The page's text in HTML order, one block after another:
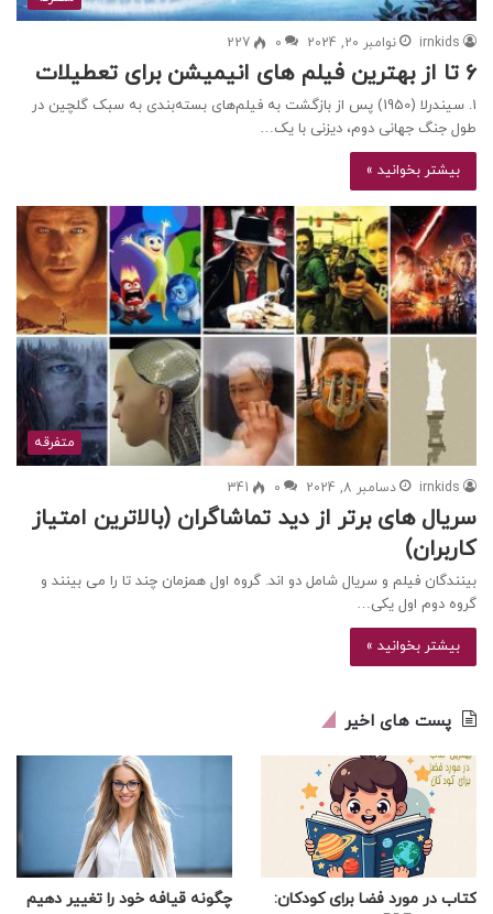
irnkids نوامبر 20, 2024 0
227
6 تا از بهترین فیلم های انیمیشن برای تعطیلات
1. سیندرلا (1950) پس از بازگشت به فیلم‌های بسته‌بندی به سبک گلچین در
طول جنگ جهانی دوم، دیزنی با یک…
بیشتر بخوانید »
متفرقه
irnkids دسامبر 8, 2024 0
341
سریال های برتر از دید تماشاگران (بالاترین امتیاز
کاربران)
بینندگان فیلم و سریال شامل دو اند. گروه اول همزمان چند تا را می بینند و
گروه دوم اول یکی…
بیشتر بخوانید »
پست های اخیر
کتاب در مورد فضا برای کودکان:
چگونه قیافه خود را تغییر دهیم